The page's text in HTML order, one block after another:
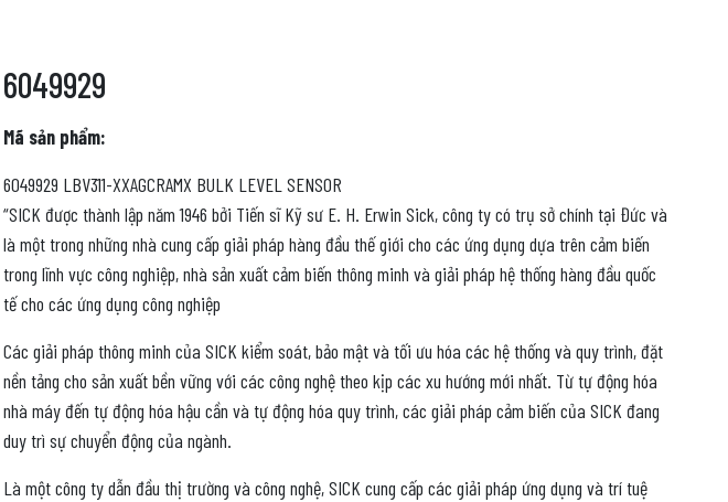
6049929
Mã sản phẩm:
6049929 LBV311-XXAGCRAMX BULK LEVEL SENSOR
“SICK được thành lập năm 1946 bởi Tiến sĩ Kỹ sư E. H. Erwin Sick, công ty có trụ sở chính tại Đức và
là một trong những nhà cung cấp giải pháp hàng đầu thế giới cho các ứng dụng dựa trên cảm biến
trong lĩnh vực công nghiệp, nhà sản xuất cảm biến thông minh và giải pháp hệ thống hàng đầu quốc
tế cho các ứng dụng công nghiệp
Các giải pháp thông minh của SICK kiểm soát, bảo mật và tối ưu hóa các hệ thống và quy trình, đặt
nền tảng cho sản xuất bền vững với các công nghệ theo kịp các xu hướng mới nhất. Từ tự động hóa
nhà máy đến tự động hóa hậu cần và tự động hóa quy trình, các giải pháp cảm biến của SICK đang
duy trì sự chuyển động của ngành.
Là một công ty dẫn đầu thị trường và công nghệ, SICK cung cấp các giải pháp ứng dụng và trí tuệ